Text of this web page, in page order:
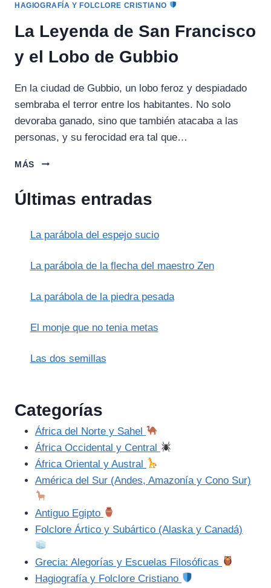
HAGIOGRAFÍA Y FOLCLORE CRISTIANO
La Leyenda de San Francisco
y el Lobo de Gubbio
En la ciudad de Gubbio, un lobo feroz y despiadado
sembraba el terror entre los habitantes. No solo
devoraba ganado, sino que también atacaba a las
personas, y su ferocidad era tal que…
MÁS
LA
SAN
EL
DE
Últimas entradas
La parábola del espejo sucio
La parábola de la flecha del maestro Zen
La parábola de la piedra pesada
El monje que no tenia metas
Las dos semillas
Categorías
África del Norte y Sahel
África Occidental y Central
África Oriental y Austral
América del Sur (Andes, Amazonía y Cono Sur)
Antiguo Egipto
Folclore Ártico y Subártico (Alaska y Canadá)
Grecia: Alegorías y Escuelas Filosóficas
Hagiografía y Folclore Cristiano